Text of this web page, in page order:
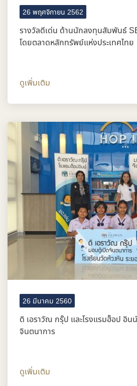
26 พฤศจิกายน 2562
รางวัลดีเด่น ด้านนักลงทุนสัมพันธ์
โดยตลาดหลักทรัพย์แห่งประเทศไทย
ดูเพิ่มเติม
26 มีนาคม 2560
ดิ เอราวัณ กรุ๊ป และโรงแรมฮ็อป อิน
จินตนาการ
ดูเพิ่มเติม